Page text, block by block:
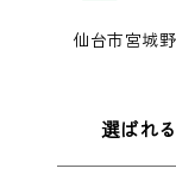
仙台市宮城
選ばれ